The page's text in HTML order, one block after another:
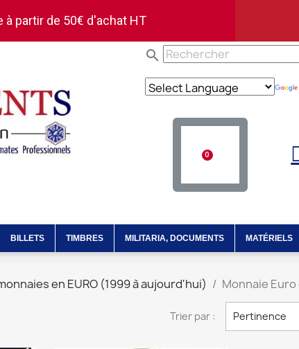
à partir de 50€ d'achat HT
search
BILLETS TIMBRES MILITARIA, DOCUMENTS MATÉRIELS
en EURO (1999 à aujourd'hui) Monnaie Euro
Trier par : Pertinence